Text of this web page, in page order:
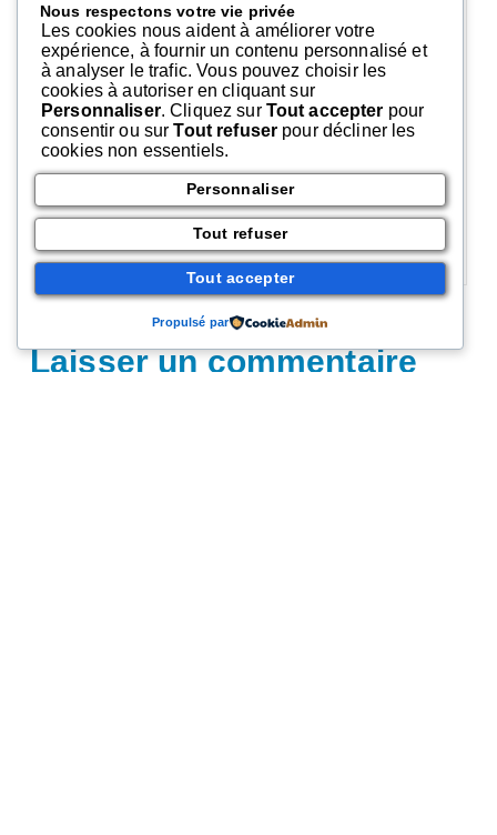
Comments 0
Laisser un commentaire
Nous respectons votre vie privée
Les cookies nous aident à améliorer votre
expérience, à fournir un contenu personnalisé et
à analyser le trafic. Vous pouvez choisir les
cookies à autoriser en cliquant sur
Personnaliser. Cliquez sur Tout accepter pour
consentir ou surTout refuser pour décliner les
cookies non essentiels.
Personnaliser
Tout refuser
Tout accepter
Propulsé par